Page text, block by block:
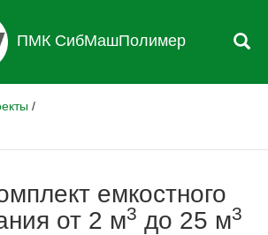
ПМК СибМашПолимер
/
емкостного
от 2 м3 до 25 м3